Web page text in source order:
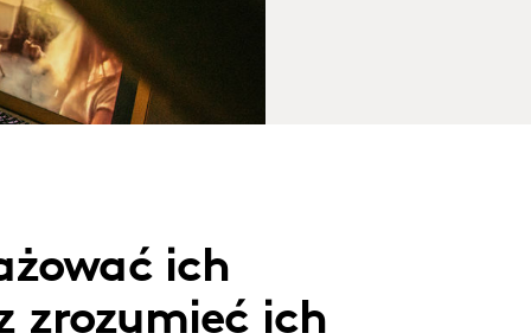
ich
zrozumieć ich